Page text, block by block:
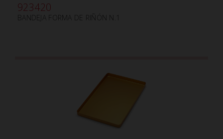
923420
BANDEJA FORMA DE RIÑÓN N.1